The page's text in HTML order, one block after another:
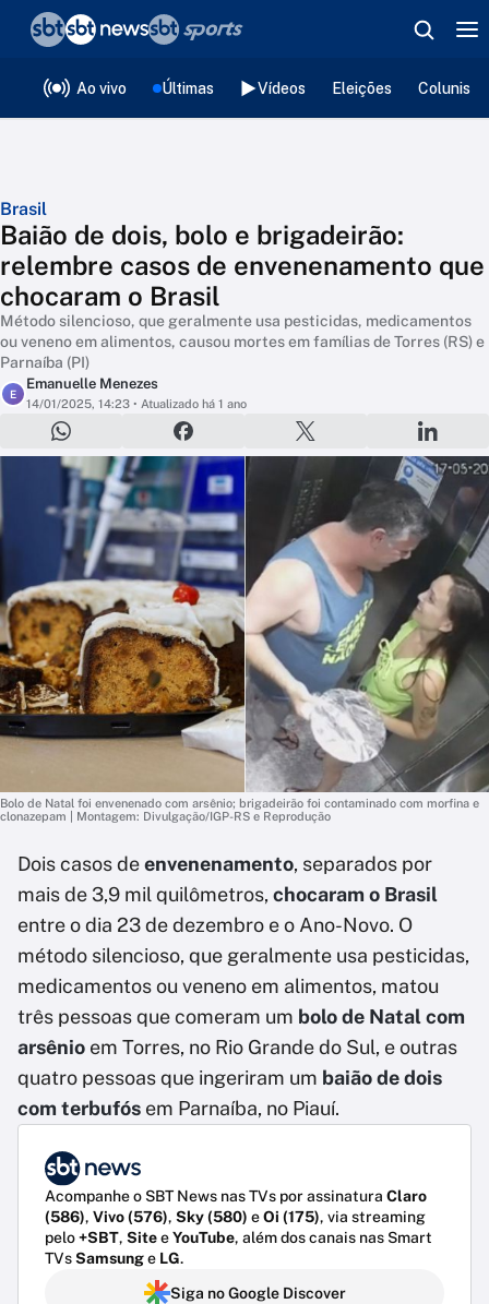
Ao vivo Últimas Vídeos Eleições
Brasil
Baião de dois, bolo e brigadeirão:
relembre casos de envenenamento que
chocaram o Brasil
Método silencioso, que geralmente usa pesticidas, medicamentos
ou veneno em alimentos, causou mortes em famílias de Torres (RS) e
Parnaíba (PI)
E
Emanuelle Menezes
14/01/2025, 14:23 • Atualizado há 1 ano
Bolo de Natal foi envenenado com arsênio; brigadeirão foi contaminado com morfina e
clonazepam | Montagem: Divulgação/IGP-RS e Reprodução
Dois casos deenvenenamento, separados por
mais de 3,9 mil quilômetros, chocaram o Brasil
entre o dia 23 de dezembro e o Ano-Novo. O
método silencioso, que geralmente usa pesticidas,
medicamentos ou veneno em alimentos, matou
três pessoas que comeram um bolo de Natal com
arsênio em Torres, no Rio Grande do Sul, e outras
quatro pessoas que ingeriram um baião de dois
com terbufós em Parnaíba, no Piauí.
Acompanhe o SBT News nas TVs por assinatura Claro
(586), Vivo (576), Sky (580) eOi (175), via streaming
pelo+SBT, SiteeYouTube, além dos canais nas Smart
TVsSamsunge LG.
Siga no Google Discover
❮voltar
Editorias